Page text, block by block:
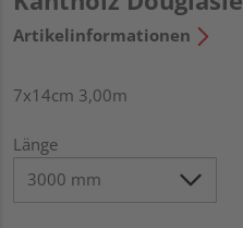
Artikelinformationen
7x14cm 3,00m
Länge